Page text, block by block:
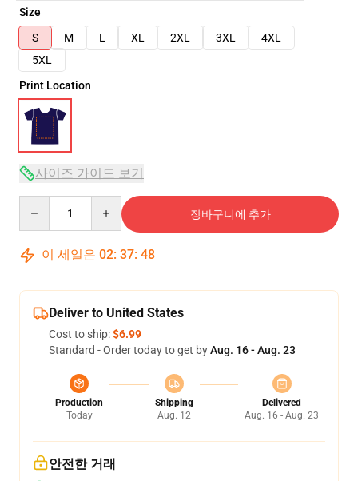
Size
S
M L XL 2XL 3XL
4XL
5XL
Print Location
사이즈 가이드 보기
장바구니에 추가
이 세일은 02: 37: 47
Deliver to United States
Cost to ship:$6.99
Standard - Order today to get byAug. 16 - Aug. 23
Production
Today
Shipping
Aug. 12
Delivered
Aug. 16 - Aug. 23
안전한 거래